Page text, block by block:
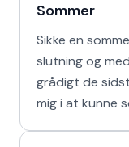
Sommer
Sikke en
slutning og
grådigt de
mig i at kunne